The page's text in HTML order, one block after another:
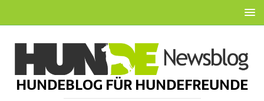
HUNDEBLOG FÜR HUNDEFREUNDE